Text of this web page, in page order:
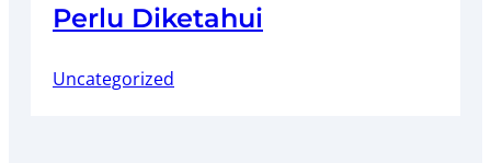
Perlu Diketahui
Uncategorized